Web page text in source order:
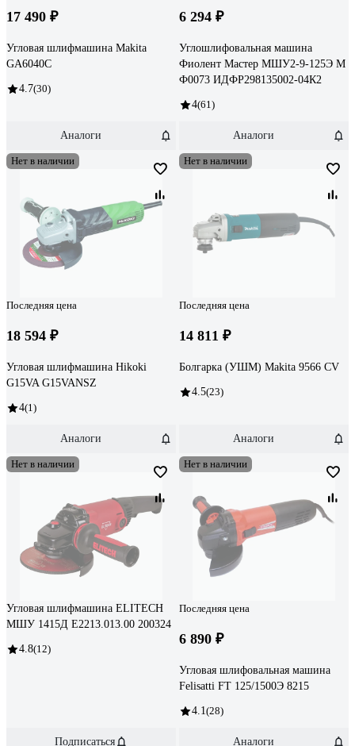
17 490 ₽
Угловая шлифмашина Makita
GA6040C
4.7(30)
Аналоги
6 294 ₽
Углошлифовальная машина
Фиолент Мастер МШУ2-9-125Э М
Ф0073 ИДФР298135002-04К2
4(61)
Аналоги
Нет в наличии
Последняя цена
18 594 ₽
Угловая шлифмашина Hikoki
G15VA G15VANSZ
4(1)
Аналоги
Нет в наличии
Последняя цена
14 811 ₽
Болгарка (УШМ) Makita 9566 CV
4.5(23)
Аналоги
Нет в наличии
Угловая шлифмашина ELITECH
МШУ 1415Д E2213.013.00 200324
4.8(12)
Подписаться
Нет в наличии
Последняя цена
6 890 ₽
Угловая шлифовальная машина
Felisatti FT 125/1500Э 8215
4.1 (28)
Аналоги